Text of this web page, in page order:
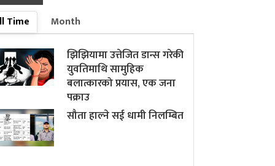
Time
Month
झिझियामा उत्तेजित डान्स गरेकी
युवतिमाथि सामुहिक
बलात्कारको प्रयास, एक जना
पक्राउ
सौता हाल्ने सई धामी निलम्बित